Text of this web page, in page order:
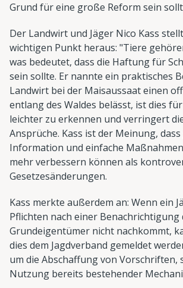
Grund für eine große Reform sein
Der Landwirt und Jäger Nico Kass
wichtigen Punkt heraus: "Tiere
was bedeutet, dass die Haftung für
sein sollte. Er nannte ein praktisches
Landwirt bei der Maisaussaat einen
entlang des Waldes belässt, ist dies
leichter zu erkennen und verringert
Ansprüche. Kass ist der Meinung,
Information und einfache
mehr verbessern können als
Gesetzesänderungen.
Kass merkte außerdem an: Wenn ein
Pflichten nach einer Benachrichtigung
Grundeigentümer nicht nachkommt,
dies dem Jagdverband gemeldet
um die Abschaffung von Vorschriften,
Nutzung bereits bestehender